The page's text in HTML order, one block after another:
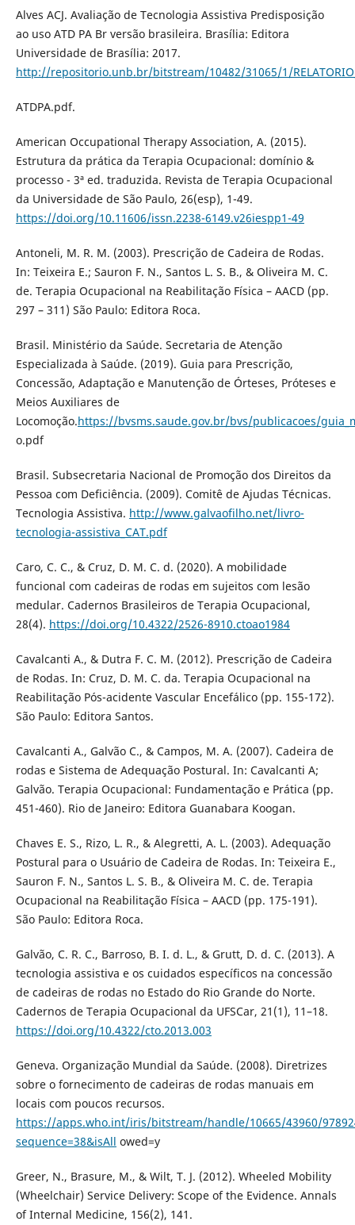
Alves ACJ. Avaliação de Tecnologia Assistiva Predisposição
ao uso ATD PA Br versão brasileira. Brasília: Editora
Universidade de Brasília: 2017.
http://repositorio.unb.br/bitstream/10482/31065/1/
ATDPA.pdf.
American Occupational Therapy Association, A. (2015).
Estrutura da prática da Terapia Ocupacional: domínio &
processo - 3ª ed. traduzida. Revista de Terapia Ocupacional
da Universidade de São Paulo, 26(esp), 1-49.
https://doi.org/10.11606/issn.2238-6149.v26iespp1-49
Antoneli, M. R. M. (2003). Prescrição de Cadeira de Rodas.
In: Teixeira E.; Sauron F. N., Santos L. S. B., & Oliveira M. C.
de. Terapia Ocupacional na Reabilitação Física – AACD (pp.
297 – 311) São Paulo: Editora Roca.
Brasil. Ministério da Saúde. Secretaria de Atenção
Especializada à Saúde. (2019). Guia para Prescrição,
Concessão, Adaptação e Manutenção de Órteses, Próteses e
Meios Auxiliares de
Locomoção.https://bvsms.saude.gov.br/bvs/publicacoes/
o.pdf
Brasil. Subsecretaria Nacional de Promoção dos Direitos da
Pessoa com Deficiência. (2009). Comitê de Ajudas Técnicas.
Tecnologia Assistiva. http://www.galvaofilho.net/livro-
tecnologia-assistiva_CAT.pdf
Caro, C. C., & Cruz, D. M. C. d. (2020). A mobilidade
funcional com cadeiras de rodas em sujeitos com lesão
medular. Cadernos Brasileiros de Terapia Ocupacional,
28(4). https://doi.org/10.4322/2526-8910.ctoao1984
Cavalcanti A., & Dutra F. C. M. (2012). Prescrição de Cadeira
de Rodas. In: Cruz, D. M. C. da. Terapia Ocupacional na
Reabilitação Pós-acidente Vascular Encefálico (pp. 155-172).
São Paulo: Editora Santos.
Cavalcanti A., Galvão C., & Campos, M. A. (2007). Cadeira de
rodas e Sistema de Adequação Postural. In: Cavalcanti A;
Galvão. Terapia Ocupacional: Fundamentação e Prática (pp.
451-460). Rio de Janeiro: Editora Guanabara Koogan.
Chaves E. S., Rizo, L. R., & Alegretti, A. L. (2003). Adequação
Postural para o Usuário de Cadeira de Rodas. In: Teixeira E.,
Sauron F. N., Santos L. S. B., & Oliveira M. C. de. Terapia
Ocupacional na Reabilitação Física – AACD (pp. 175-191).
São Paulo: Editora Roca.
Galvão, C. R. C., Barroso, B. I. d. L., & Grutt, D. d. C. (2013). A
tecnologia assistiva e os cuidados específicos na concessão
de cadeiras de rodas no Estado do Rio Grande do Norte.
Cadernos de Terapia Ocupacional da UFSCar, 21(1), 11–18.
https://doi.org/10.4322/cto.2013.003
Geneva. Organização Mundial da Saúde. (2008). Diretrizes
sobre o fornecimento de cadeiras de rodas manuais em
locais com poucos recursos.
https://apps.who.int/iris/bitstream/handle/10665/43960/
sequence=38&isAll owed=y
Greer, N., Brasure, M., & Wilt, T. J. (2012). Wheeled Mobility
(Wheelchair) Service Delivery: Scope of the Evidence. Annals
of Internal Medicine, 156(2), 141.